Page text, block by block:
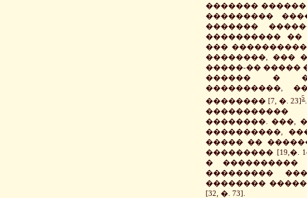
�������
���������
�������
���������� ��
���
��������, ���
�����-�� �����
������ �
����������,
�������� [7, �. 23]5
�����������
��������. ���,
����������,
����� ��
��������� [19,�.
� ����������
���������
��������
[32, �. 73].